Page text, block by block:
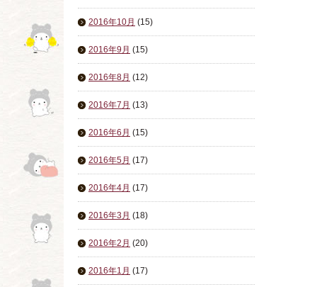
2016年10月 (15)
2016年9月 (15)
2016年8月 (12)
2016年7月 (13)
2016年6月 (15)
2016年5月 (17)
2016年4月 (17)
2016年3月 (18)
2016年2月 (20)
2016年1月 (17)